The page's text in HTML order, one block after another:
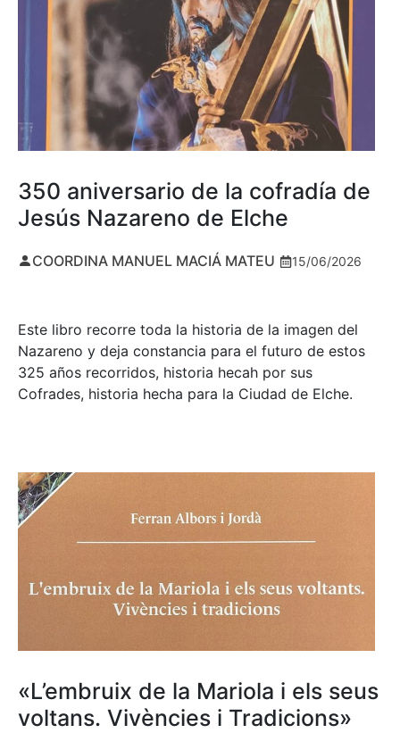
350 aniversario de la cofradía de
Jesús Nazareno de Elche
COORDINA MANUEL MACIÁ MATEU 15/06/2026
Este libro recorre toda la historia de la imagen del
Nazareno y deja constancia para el futuro de estos
325 años recorridos, historia hecah por sus
Cofrades, historia hecha para la Ciudad de Elche.
«L’embruix de la Mariola i els seus
voltans. Vivències i Tradicions»